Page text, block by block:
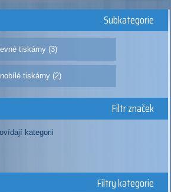
Subkategorie
tiskárny (3)
tiskárny (2)
Filtr značek
kategorii
Filtry kategorie